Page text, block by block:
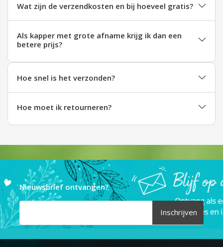
Wat zijn de verzendkosten en bij hoeveel gratis?
Als kapper met grote afname krijg ik dan een
betere prijs?
Hoe snel is het verzonden?
Hoe moet ik retourneren?
Nieuwsbrief ontvangen?
Inschrijven